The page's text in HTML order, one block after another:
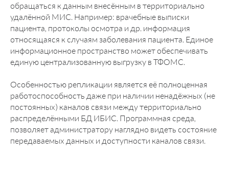
обращаться к данным внесённым в территориально
удалённой МИС. Например: врачебные выписки
пациента, протоколы осмотра и др. информация
относящаяся к случаям заболевания пациента. Единое
информационное пространство может обеспечивать
единую централизованную выгрузку в ТФОМС.
Особенностью репликации является её полноценная
работоспособность даже при наличии ненадёжных (не
постоянных) каналов связи между территориально
распределёнными БД ИБИС. Программная среда,
позволяет администратору наглядно видеть состояние
передаваемых данных и доступности каналов связи.